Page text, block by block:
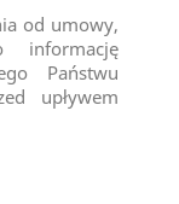
od umowy,
informację
Państwu
upływem